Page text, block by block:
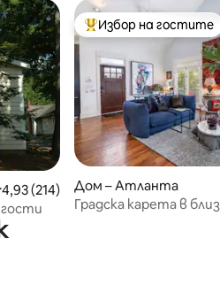
оценка: 4,93 от 5, 214
4,93 (214)
Най-популярен избор
Избор на гостите
Дом – Атланта
Градска карета в